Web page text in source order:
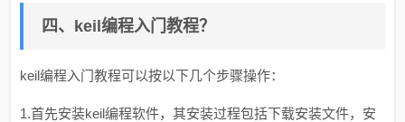
四、keil编程入门教程？
keil编程入门教程可以按以下几个步骤操作：
1.首先安装keil编程软件，其安装过程包括下载安装文件，安